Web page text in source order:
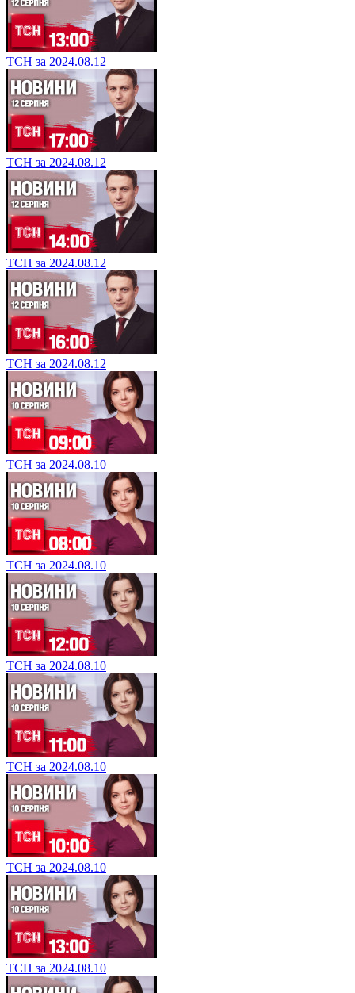
ТСН за 2024.08.12
ТСН за 2024.08.12
ТСН за 2024.08.12
ТСН за 2024.08.12
ТСН за 2024.08.10
ТСН за 2024.08.10
ТСН за 2024.08.10
ТСН за 2024.08.10
ТСН за 2024.08.10
ТСН за 2024.08.10